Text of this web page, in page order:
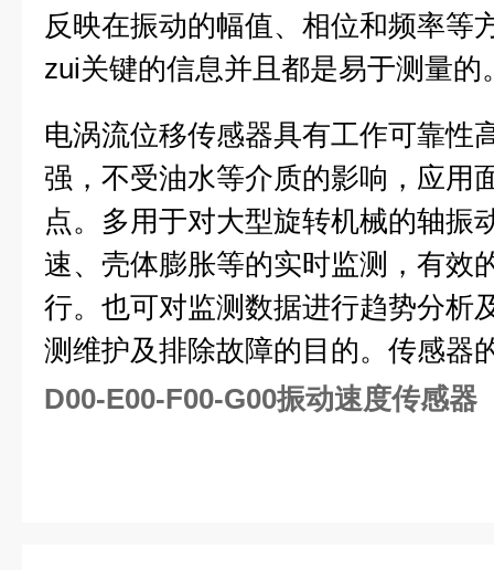
反映在振动的幅值、相位和频率等
zui关键的信息并且都是易于测量的
电涡流位移传感器具有工作可靠性
强，不受油水等介质的影响，应用
点。多用于对大型旋转机械的轴振
速、壳体膨胀等的实时监测，有效
行。也可对监测数据进行趋势分析
测维护及排除故障的目的。传感器
D00-E00-F00-G00振动速度传感器